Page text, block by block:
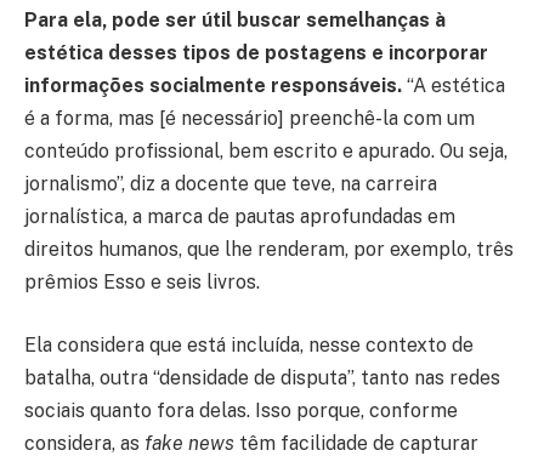
Para ela, pode ser útil buscar semelhanças à
estética desses tipos de postagens e incorporar
informações socialmente responsáveis. “A estética
é a forma, mas [é necessário] preenchê-la com um
conteúdo profissional, bem escrito e apurado. Ou seja,
jornalismo”, diz a docente que teve, na carreira
jornalística, a marca de pautas aprofundadas em
direitos humanos, que lhe renderam, por exemplo, três
prêmios Esso e seis livros.
Ela considera que está incluída, nesse contexto de
batalha, outra “densidade de disputa”, tanto nas redes
sociais quanto fora delas. Isso porque, conforme
considera, as fake news têm facilidade de capturar